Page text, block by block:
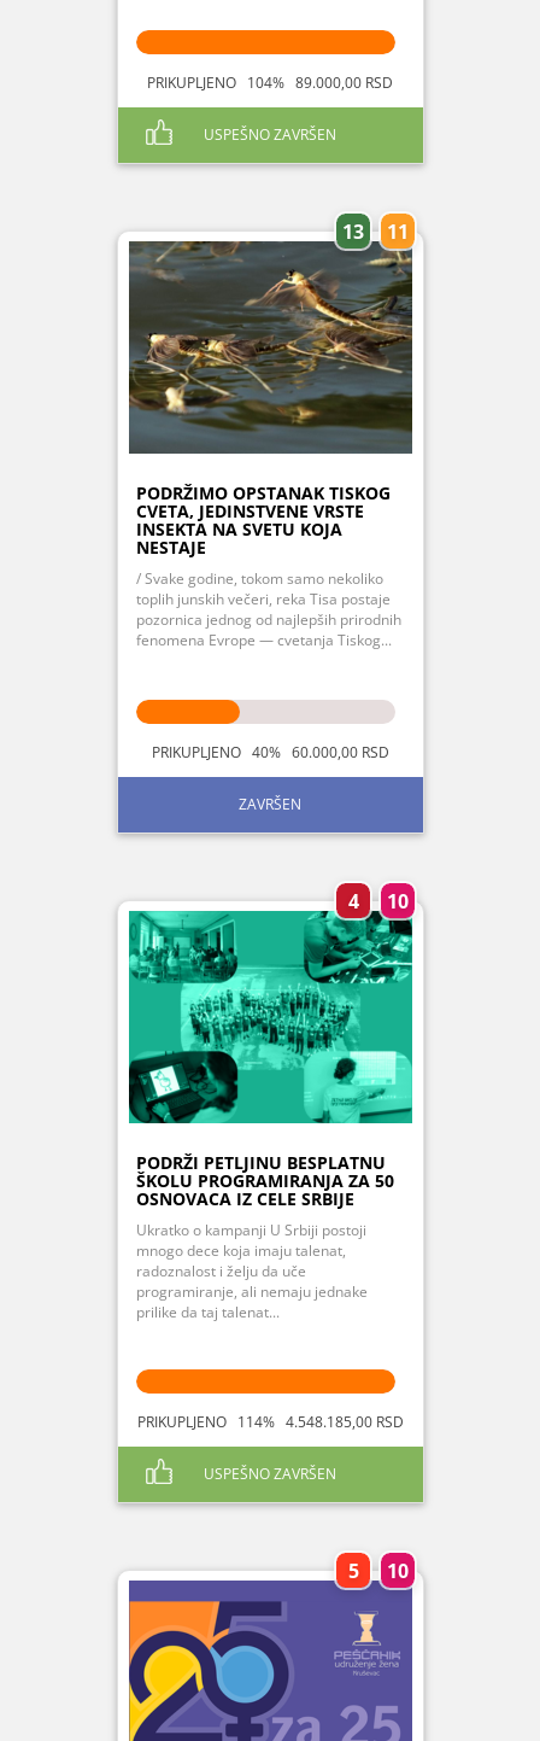
PRIKUPLJENO 104% 89.000,00 RSD
USPEŠNO ZAVRŠEN
13 11
PODRŽIMO OPSTANAK TISKOG
CVETA, JEDINSTVENE VRSTE
INSEKTA NA SVETU KOJA
NESTAJE
/ Svake godine, tokom samo nekoliko
toplih junskih večeri, reka Tisa postaje
pozornica jednog od najlepših prirodnih
fenomena Evrope — cvetanja Tiskog...
PRIKUPLJENO 40% 60.000,00 RSD
ZAVRŠEN
4 10
PODRŽI PETLJINU BESPLATNU
ŠKOLU PROGRAMIRANJA ZA 50
OSNOVACA IZ CELE SRBIJE
Ukratko o kampanji U Srbiji postoji
mnogo dece koja imaju talenat,
radoznalost i želju da uče
programiranje, ali nemaju jednake
prilike da taj talenat...
PRIKUPLJENO 114% 4.548.185,00 RSD
USPEŠNO ZAVRŠEN
5 10